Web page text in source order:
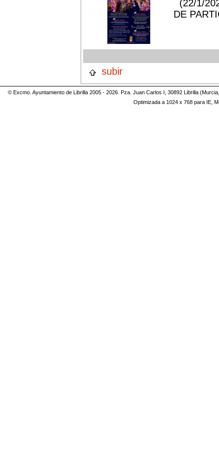
(22/1/
DE
subir
© Excmo. Ayuntamiento de Librilla 2005 - 2026. Pza. Juan Carlos I, 30892 Librilla
Optimizada a 1024 x 768 para IE,